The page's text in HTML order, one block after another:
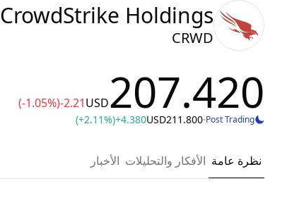
CrowdStrike Holdings
CRWD
207.420
USD
-2.21
(-1.05%)
Post Trading
·
211.800
USD
+4.380
(+2.11%)
نظرة عامة الأفكار والتحليلات الأخبار